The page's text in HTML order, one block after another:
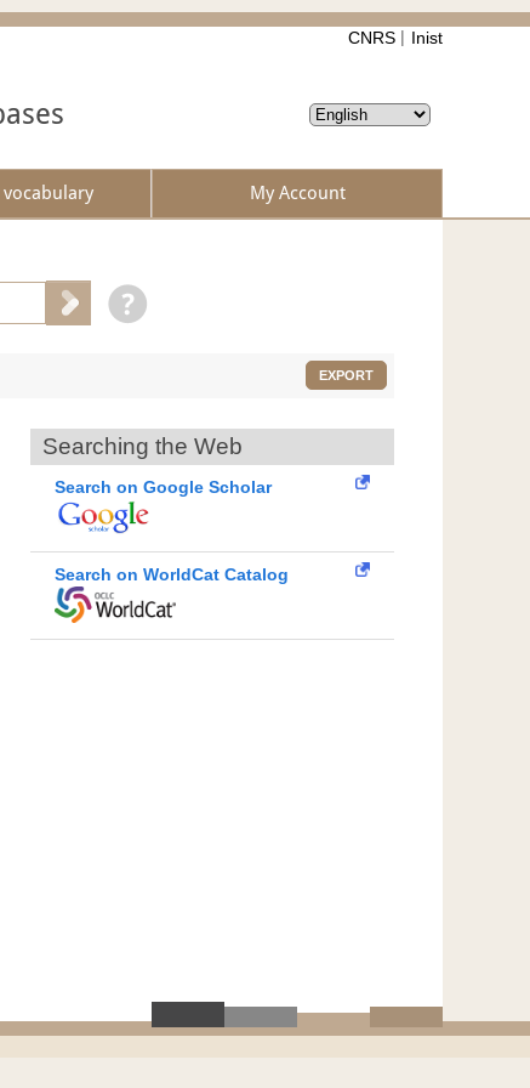
CNRS Inist
vocabulary My Account
EXPORT
Searching the Web
Search on Google Scholar
Search on WorldCat Catalog